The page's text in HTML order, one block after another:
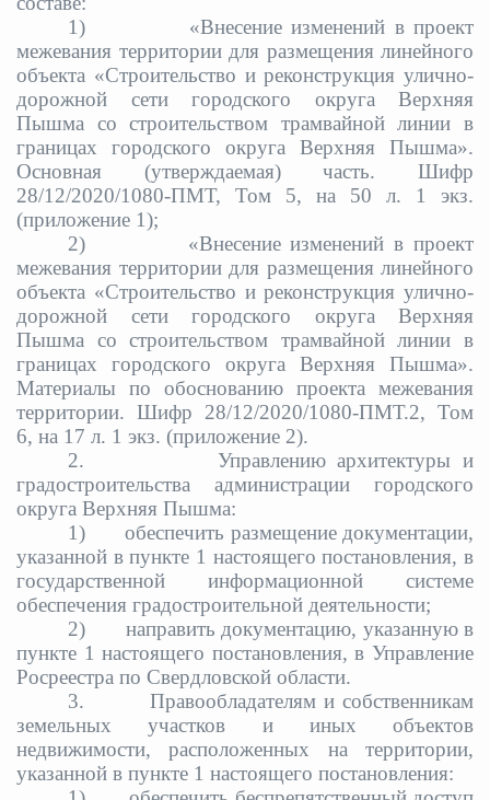
1)
«Внесение изменений в проект
межевания территории для размещения линейного
объекта «Строительство и реконструкция улично-
дорожной сети городского округа Верхняя
Пышма со строительством трамвайной линии в
границах городского округа Верхняя Пышма».
Основная (утверждаемая) часть. Шифр
28/12/2020/1080-ПМТ, Том 5, на 50 л. 1 экз.
(приложение 1);
2)
«Внесение изменений в проект
межевания территории для размещения линейного
объекта «Строительство и реконструкция улично-
дорожной сети городского округа Верхняя
Пышма со строительством трамвайной линии в
границах городского округа Верхняя Пышма».
Материалы по обоснованию проекта межевания
территории. Шифр 28/12/2020/1080-ПМТ.2, Том
6, на 17 л. 1 экз. (приложение 2).
2.
Управлению архитектуры и
градостроительства администрации городского
округа Верхняя Пышма:
1)
обеспечить размещение документации,
указанной в пункте 1 настоящего постановления, в
государственной информационной системе
обеспечения градостроительной деятельности;
2)
направить документацию, указанную в
пункте 1 настоящего постановления, в Управление
Росреестра по Свердловской области.
3.
Правообладателям и собственникам
земельных участков и иных объектов
недвижимости, расположенных на территории,
указанной в пункте 1 настоящего постановления: